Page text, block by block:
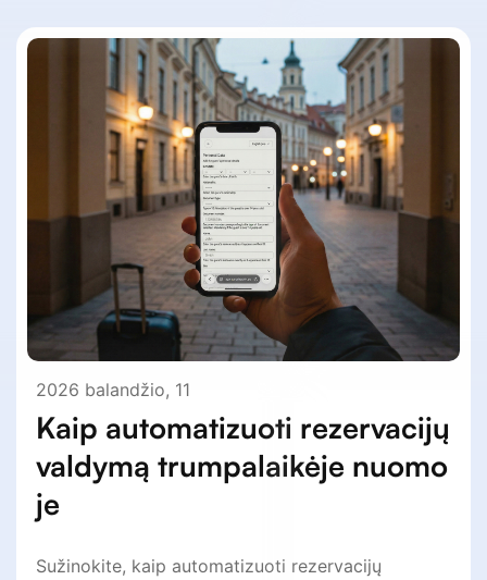
2026 balandžio, 11
Kaip automatizuoti rezervacijų
valdymą trumpalaikėje nuomo
je
Sužinokite, kaip automatizuoti rezervacijų